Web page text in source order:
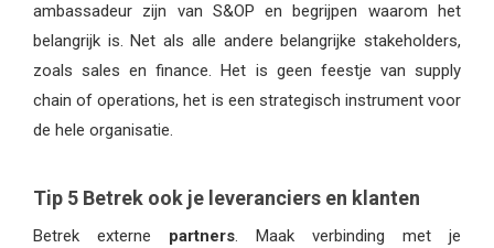
ambassadeur zijn van S&OP en begrijpen waarom het
belangrijk is. Net als alle andere belangrijke stakeholders,
zoals sales en finance. Het is geen feestje van supply
chain of operations, het is een strategisch instrument voor
de hele organisatie.
Tip 5 Betrek ook je leveranciers en klanten
Betrek externe partners. Maak verbinding met je